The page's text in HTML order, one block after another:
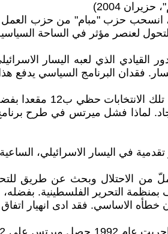
2004)
انسحب حزب "مبام" من
لعنصر مؤثر في الساحة
القيادي الذي لعبه اليسار
فقدان البرنامج السياسي يدفع هذا
قطع حزب ميرتس
لماذا فشل ميرتس في طرح
في اليسار الاسرائيلي،
من الاحتلال وبحث عن طريق
التحرير الفلسطينية.
الاساسي. فقد ادى انهيار